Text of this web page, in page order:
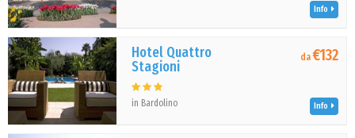
Info
Hotel Quattro
Stagioni
in Bardolino
da€132
Info